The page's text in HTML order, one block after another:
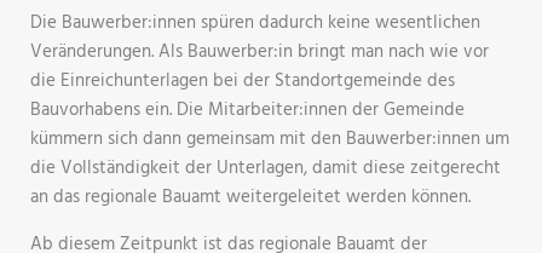
Die Bauwerber:innen spüren dadurch keine wesentlichen
Veränderungen. Als Bauwerber:in bringt man nach wie vor
die Einreichunterlagen bei der Standortgemeinde des
Bauvorhabens ein. Die Mitarbeiter:innen der Gemeinde
kümmern sich dann gemeinsam mit den Bauwerber:innen um
die Vollständigkeit der Unterlagen, damit diese zeitgerecht
an das regionale Bauamt weitergeleitet werden können.
Ab diesem Zeitpunkt ist das regionale Bauamt der